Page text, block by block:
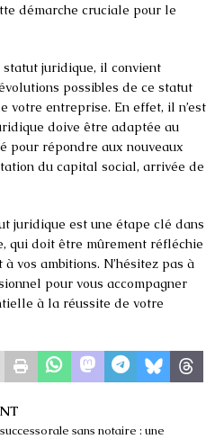
démarche cruciale pour le
juridique, il convient
possibles de ce statut
votre entreprise. En effet, il n’est
doive être adaptée au
pour répondre aux nouveaux
du capital social, arrivée de
juridique est une étape clé dans
qui doit être mûrement réfléchie
vos ambitions. N’hésitez pas à
pour vous accompagner
à la réussite de votre
sans notaire : une